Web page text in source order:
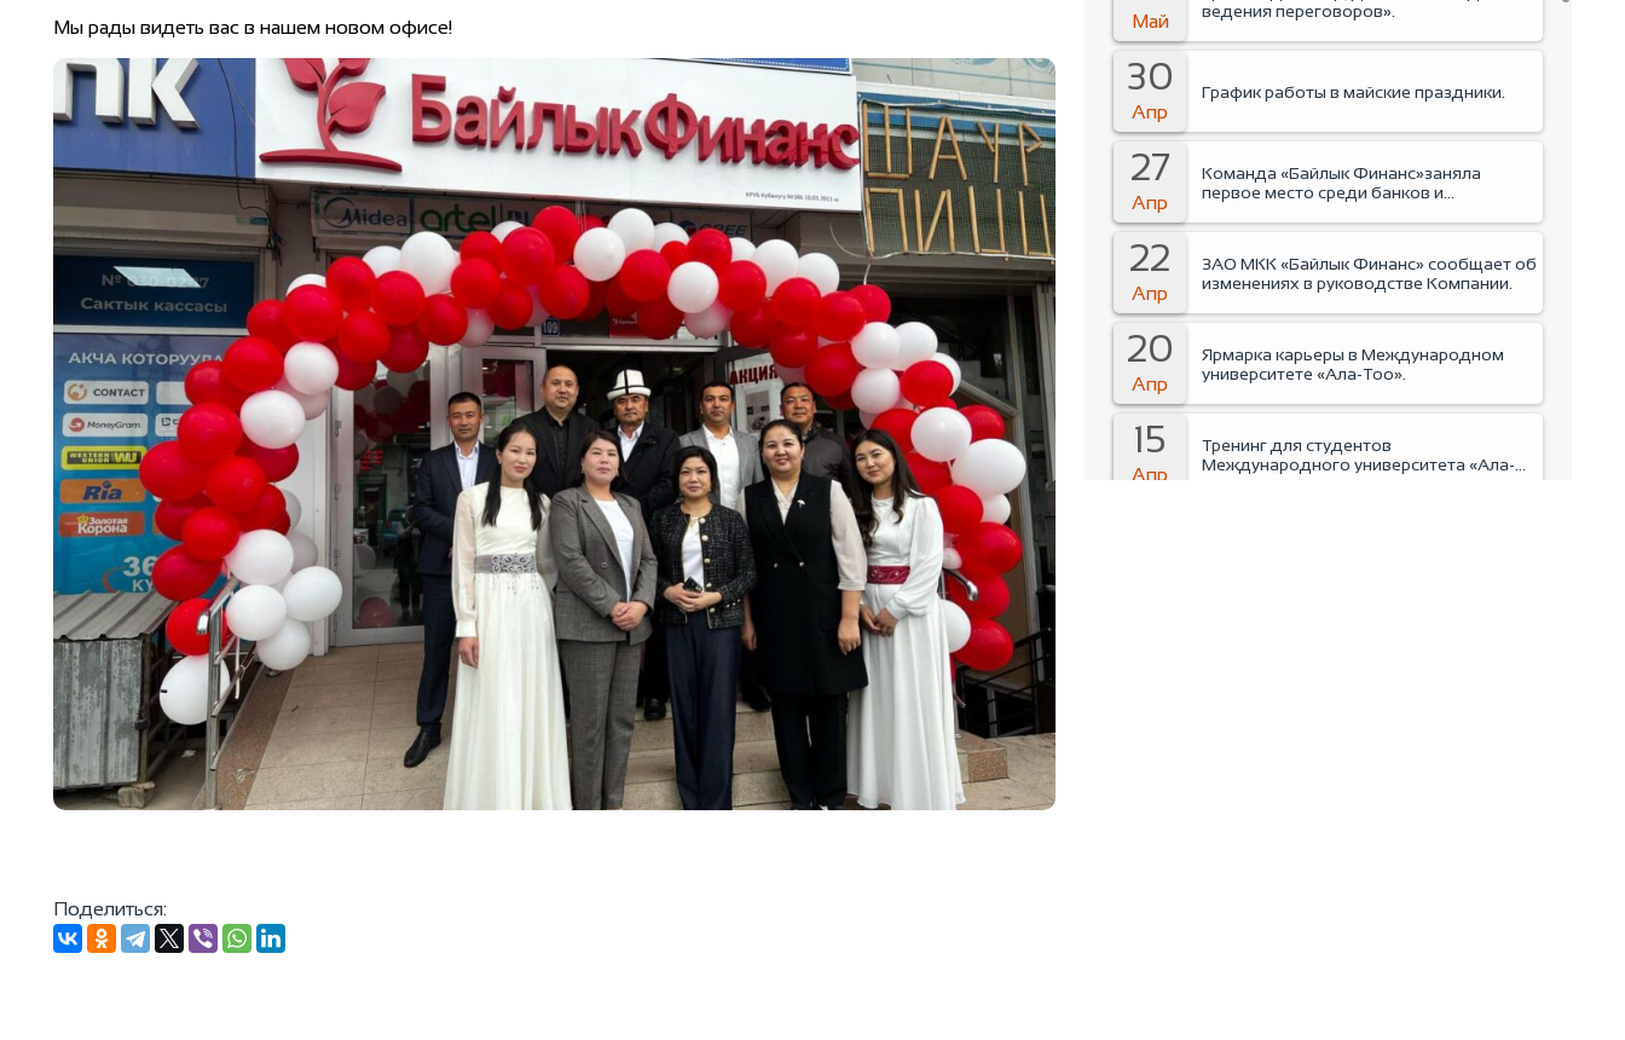
Мы рады видеть вас в нашем новом офисе!
Поделиться:
Май
ведения переговоров».
30
Апр
График работы в майские праздники.
27
Апр
Команда «Байлык Финанс»заняла
первое место среди банков и
2026.
22
Апр
ЗАО МКК «Байлык Финанс» сообщает об
изменениях в руководстве Компании.
20
Апр
Ярмарка карьеры в Международном
университете «Ала-Тоо».
15
Апр
Тренинг для студентов
Международного университета «Ала-